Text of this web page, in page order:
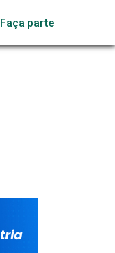
Faça parte